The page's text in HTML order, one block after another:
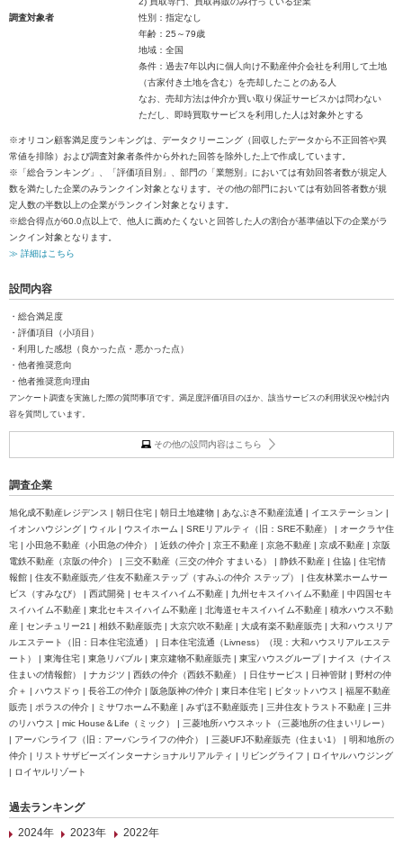
調査対象者
性別：指定なし
年齢：25～79歳
地域：全国
条件：過去7年以内に個人向け不動産仲介会社を利用して土地
（古家付き土地を含む）を売却したことのある人
なお、売却方法は仲介か買い取り保証サービスかは問わない
ただし、即時買取サービスを利用した人は対象外とする
※オリコン顧客満足度ランキングは、データクリーニング（回収したデータから不正回答や異
常値を排除）および調査対象者条件から外れた回答を除外した上で作成しています。
※「総合ランキング」、「評価項目別」、部門の「業態別」においては有効回答者数が規定人
数を満たした企業のみランクイン対象となります。その他の部門においては有効回答者数が規
定人数の半数以上の企業がランクイン対象となります。
※総合得点が60.0点以上で、他人に薦めたくないと回答した人の割合が基準値以下の企業がラ
ンクイン対象となります。
≫ 詳細はこちら
設問内容
・総合満足度
・評価項目（小項目）
・利用した感想（良かった点・悪かった点）
・他者推奨意向
・他者推奨意向理由
アンケート調査を実施した際の質問事項です。満足度評価項目のほか、該当サービスの利用状況や検討内
容を質問しています。
その他の設問内容はこちら
調査企業
旭化成不動産レジデンス | 朝日住宅 | 朝日土地建物 | あなぶき不動産流通 | イエステーション |
イオンハウジング | ウィル | ウスイホーム | SREリアルティ（旧：SRE不動産） | オークラヤ住
宅 | 小田急不動産（小田急の仲介） | 近鉄の仲介 | 京王不動産 | 京急不動産 | 京成不動産 | 京阪
電鉄不動産（京阪の仲介） | 三交不動産（三交の仲介 すまいる） | 静鉄不動産 | 住協 | 住宅情
報館 | 住友不動産販売／住友不動産ステップ（すみふの仲介 ステップ） | 住友林業ホームサー
ビス（すみなび） | 西武開発 | セキスイハイム不動産 | 九州セキスイハイム不動産 | 中四国セキ
スイハイム不動産 | 東北セキスイハイム不動産 | 北海道セキスイハイム不動産 | 積水ハウス不動
産 | センチュリー21 | 相鉄不動産販売 | 大京穴吹不動産 | 大成有楽不動産販売 | 大和ハウスリア
ルエステート（旧：日本住宅流通） | 日本住宅流通（Livness）（現：大和ハウスリアルエステ
ート） | 東海住宅 | 東急リバブル | 東京建物不動産販売 | 東宝ハウスグループ | ナイス（ナイス
住まいの情報館） | ナカジツ | 西鉄の仲介（西鉄不動産） | 日住サービス | 日神管財 | 野村の仲
介＋ | ハウスドゥ | 長谷工の仲介 | 阪急阪神の仲介 | 東日本住宅 | ピタットハウス | 福屋不動産
販売 | ポラスの仲介 | ミサワホーム不動産 | みずほ不動産販売 | 三井住友トラスト不動産 | 三井
のリハウス | mic House＆Life（ミック） | 三菱地所ハウスネット（三菱地所の住まいリレー）
| アーバンライフ（旧：アーバンライフの仲介） | 三菱UFJ不動産販売（住まい1） | 明和地所の
仲介 | リストサザビーズインターナショナルリアルティ | リビングライフ | ロイヤルハウジング
| ロイヤルリゾート
過去ランキング
2024年
2023年 2022年